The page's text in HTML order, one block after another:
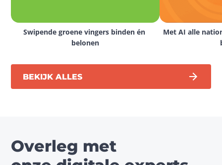
Swipende groene vingers binden én
belonen
Met AI alle
BEKIJK ALLES
Overleg met